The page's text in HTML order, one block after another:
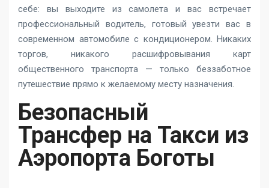
себе: вы выходите из самолета и вас встречает
профессиональный водитель, готовый увезти вас в
современном автомобиле с кондиционером. Никаких
торгов, никакого расшифровывания карт
общественного транспорта — только беззаботное
путешествие прямо к желаемому месту назначения.
Безопасный
Трансфер на Такси из
Аэропорта Боготы